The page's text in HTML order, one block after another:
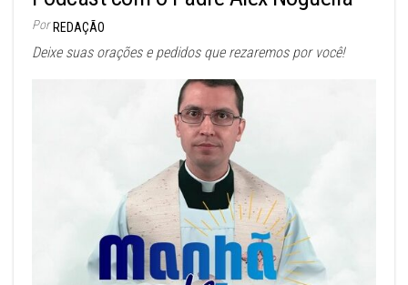
Por REDAÇÃO
Deixe suas orações e pedidos que rezaremos por você!